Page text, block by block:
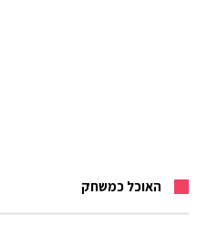
האוכל כמשחק